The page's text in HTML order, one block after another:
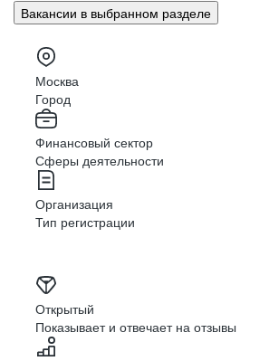
Вакансии в выбранном разделе
Москва
Город
Финансовый сектор
Сферы деятельности
Организация
Тип регистрации
Открытый
Показывает и отвечает на отзывы